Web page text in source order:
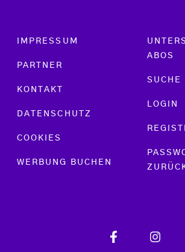
Footer menu
IMPRESSUM
PARTNER
KONTAKT
DATENSCHUTZ
COOKIES
WERBUNG BUCHEN
ABOS
SUCHE
LOGIN